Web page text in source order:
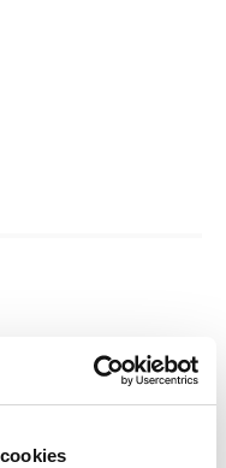
en Yvonne Bloem